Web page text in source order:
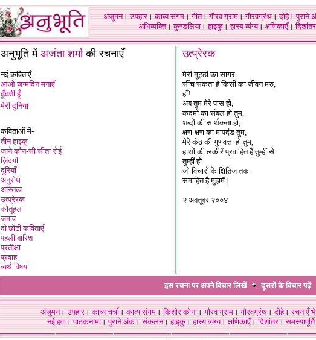
अंजुमन।उपहार।काव्य संगम।गीत।गौरव ग्राम।गौरवग्रंथ।दोहे।पुराने
अभिव्यक्ति।कुण्डलिया।हाइकु।हास्य व्यंग्य।क्षणिकाएँ।दिशांतर
अनुभूति में अजंता शर्माकी रचनाएँ
नई कविताएँ-
आओ जन्मदिन मनाएँ
ढूँढती हू
मेरी दुनिया
कविताओं में-
तीन हाइकू
जाने कौन-सी सीता रोई
ज़िंदगी
दूरियाँ
अनुरोध
अस्तित्व
उत्प्रेरक
कौतूहल
जमाव
दो छोटी कविताएँ
पहली बारिश
प्रतीक्षा
प्रवाह
व्यर्थ विषय
उत्प्रेरक
मेरी मुट्ठी का सागर
सींच सकता है किसी का जीवन मरु,
हाँ!
अब तुम मेरे पास हो,
कदमों का संबल हो तुम,
शब्दों की सार्थकता हो,
क्षण-क्षण का मापदंड तुम,
मेरे कंठ की गुणवत्ता हो तुम,
हाथों की लकीरें प्रवाहित हैं तुम्हीं से
तुम्हीं हो
जो विचारों के क्षितिज तक
समाहित है मुझमें।
२ अक्तूबर २००४
इस रचना पर अपने विचार लिखें दूसरों के विचारपढ़ें
अंजुमन।उपहार।काव्य चर्चा।काव्य संगम।किशोर कोना।गौरव ग्राम।गौरवग्रंथ।दोहे।रचनाएँ
नई हवा। पाठकनामा। पुराने अंक। संकलन। हाइकु। हास्य व्यंग्य। क्षणिकाएँ। दिशांतर। समस्यापूर्ति